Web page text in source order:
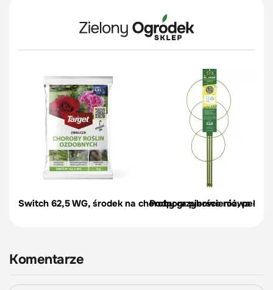
Switch 62,5 WG, środek na choroby grzybowe róż,
Podpora pierścieniowa do
Komentarze